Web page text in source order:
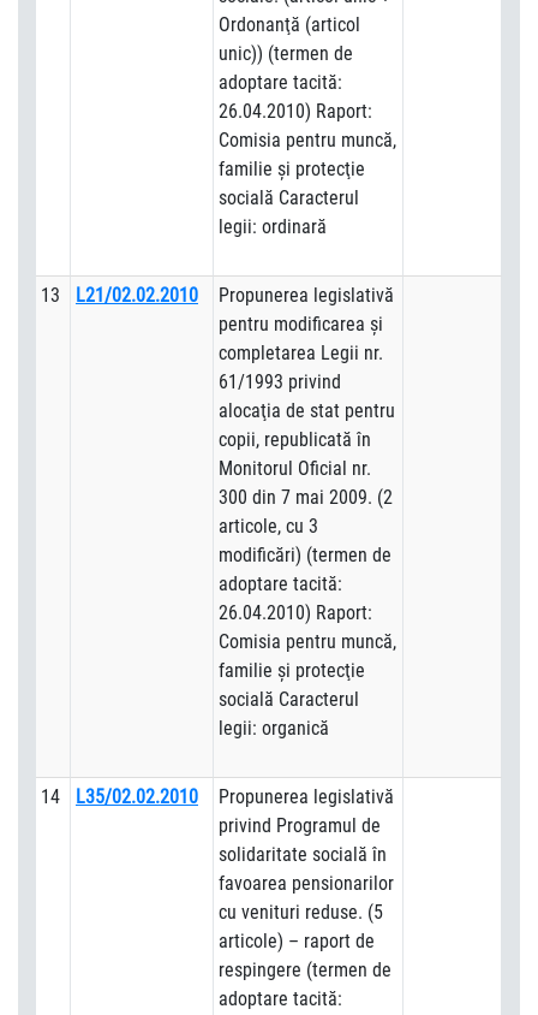
Ordonanţă (articol
unic)) (termen de
adoptare tacită:
26.04.2010) Raport:
Comisia pentru muncă,
familie şi protecţie
socială Caracterul
legii: ordinară
13 L21/02.02.2010
Propunerea legislativă
pentru modificarea şi
completarea Legii nr.
61/1993 privind
alocaţia de stat pentru
copii, republicată în
Monitorul Oficial nr.
300 din 7 mai 2009. (2
articole, cu 3
modificări) (termen de
adoptare tacită:
26.04.2010) Raport:
Comisia pentru muncă,
familie şi protecţie
socială Caracterul
legii: organică
14 L35/02.02.2010
Propunerea legislativă
privind Programul de
solidaritate socială în
favoarea pensionarilor
cu venituri reduse. (5
articole) – raport de
respingere (termen de
adoptare tacită: